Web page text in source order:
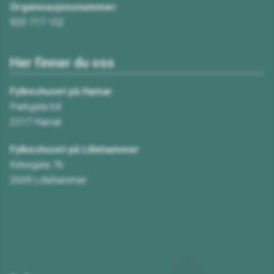
Organisasjonsnummer:
920 717 152
Her finner du oss
Fylkeshuset på Hamar
Parkgata 64
2317 Hamar
Fylkeshuset på Lillehammer
Kirkegata 76
2609 Lillehammer